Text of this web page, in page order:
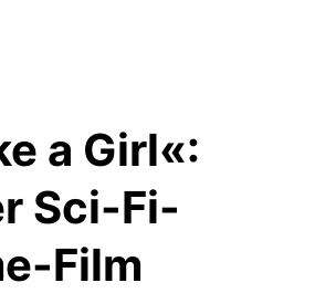
a Girl«:
Sci-Fi-
Film